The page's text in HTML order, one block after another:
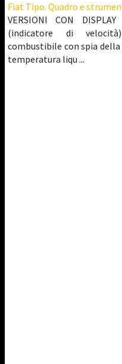
Fiat Tipo. Quadro e
VERSIONI CON
(indicatore di
combustibile con spia
temperatura liqu ...